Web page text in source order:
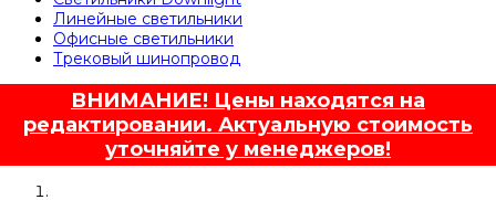
Линейные светильники
Офисные светильники
Трековый шинопровод
ВНИМАНИЕ! Цены находятся на
редактировании. Актуальную стоимость
уточняйте у менеджеров!